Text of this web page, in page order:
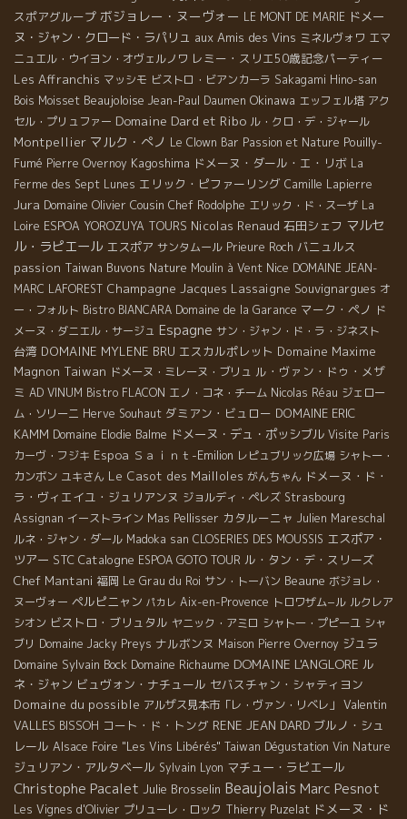
スポアグループ ボジョレー・ヌーヴォー LE MONT DE MARIE ドメー
ヌ・ジャン・クロード・ラパリュ aux Amis des Vins ミネルヴォワ エマ
ニュエル・ウイヨン・オヴェルノワ レミー・スリエ50歳記念パーティー
Les Affranchis マッシモ ビストロ・ビアンカーラ Sakagami Hino-san
Bois Moisset Beaujoloise Jean-Paul Daumen Okinawa エッフェル塔 アク
セル・プリュファー Domaine Dard et Ribo ル・クロ・デ・ジャール
Montpellier マルク・ぺノ Le Clown Bar Passion et Nature Pouilly-
Fumé Pierre Overnoy Kagoshima ドメーヌ・ダール・エ・リボ La
Ferme des Sept Lunes エリック・ピファーリング Camille Lapierre
Jura Domaine Olivier Cousin Chef Rodolphe エリック・ド・スーザ La
Loire ESPOA YOROZUYA TOURS Nicolas Renaud 石田シェフ マルセ
ル・ラピエール エスポア サンタムール Prieure Roch バニュルス
passion Taiwan Buvons Nature Moulin à Vent Nice DOMAINE JEAN-
MARC LAFOREST Champagne Jacques Lassaigne Souvignargues オ
ー・フォルト Bistro BIANCARA Domaine de la Garance マーク・ペノ ド
メーヌ・ダニエル・サージュ Espagne サン・ジャン・ド・ラ・ジネスト
台湾 DOMAINE MYLENE BRU エスカルポレット Domaine Maxime
Magnon Taiwan ドメーヌ・ミレーヌ・ブリュ ル・ヴァン・ドゥ・メザ
ミ AD VINUM Bistro FLACON エノ・コネ・チーム Nicolas Réau ジェロー
ム・ソリーニ Herve Souhaut ダミアン・ビュロー DOMAINE ERIC
KAMM Domaine Elodie Balme ドメーヌ・デュ・ポッシブル Visite Paris
カーヴ・フジキ Espoa Ｓａｉｎｔ-Emilion レピュブリック広場 シャトー・
カンボン ユキさん Le Casot des Mailloles がんちゃん ドメーヌ・ド・
ラ・ヴィエイユ・ジュリアンヌ ジョルディ・ペレズ Strasbourg
Assignan イーストライン Mas Pellisser カタルーニャ Julien Mareschal
ルネ・ジャン・ダール Madoka san CLOSERIES DES MOUSSIS エスポア・
ツアー STC Catalogne ESPOA GOTO TOUR ル・タン・デ・スリーズ
Chef Mantani 福岡 Le Grau du Roi サン・トーバン Beaune ボジョレ・
ヌーヴォー ペルピニャン パカレ Aix-en-Provence トロワザム−ル ルクレア
シオン ビストロ・ブリュタル ヤニック・アミロ シャトー・プピーユ シャ
ブリ Domaine Jacky Preys ナルボンヌ Maison Pierre Overnoy ジュラ
Domaine Sylvain Bock Domaine Richaume DOMAINE L'ANGLORE ル
ネ・ジャン ビュヴォン・ナチュール セバスチャン・シャティヨン
Domaine du possible アルザス見本市「レ・ヴァン・リベレ」 Valentin
VALLES BISSOH コート・ド・トング RENE JEAN DARD ブルノ・シュ
レール Alsace Foire "Les Vins Libérés" Taiwan Dégustation Vin Nature
ジュリアン・アルタベール Sylvain Lyon マチュー・ラピエール
Christophe Pacalet Julie Brosselin Beaujolais Marc Pesnot
Les Vignes d'Olivier プリューレ・ロック Thierry Puzelat ドメーヌ・ド